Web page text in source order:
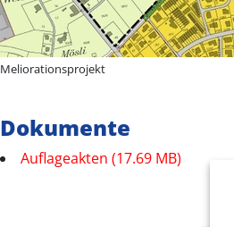
Meliorationsprojekt
Dokumente
Auflageakten (17.69 MB)